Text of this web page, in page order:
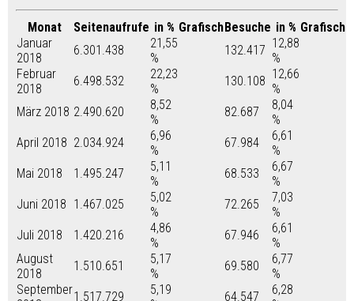
Monat Seitenaufrufe in % GrafischBesuche in % Grafisch
Januar
2018
6.301.438
21,55
%
132.417 12,88
%
Februar
2018
6.498.532
22,23
%
130.108 12,66
%
März 2018 2.490.620
8,52
%
82.687
8,04
%
April 2018 2.034.924
6,96
%
67.984
6,61
%
Mai 2018
1.495.247
5,11
%
68.533
6,67
%
Juni 2018 1.467.025
5,02
%
72.265
7,03
%
Juli 2018
1.420.216
4,86
%
67.946
6,61
%
August
2018
1.510.651
5,17
%
69.580
6,77
%
September1.517.729
5,19
64.547
6,28